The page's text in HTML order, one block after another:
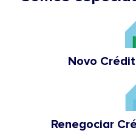
Novo
Renegociar